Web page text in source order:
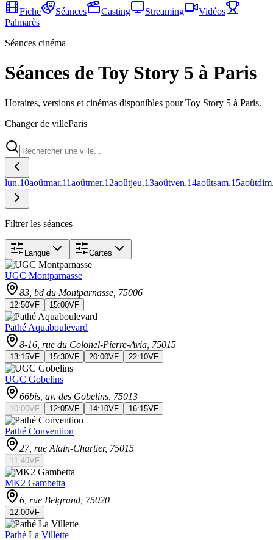
Fiche
Séances Casting Streaming
Vidéos
Palmarès
Séances cinéma
Séances de Toy Story 5 à Paris
Horaires, versions et cinémas disponibles pour Toy Story 5 à Paris.
Changer de villeParis
lun.10aoûtmar.11aoûtmer.12aoûtjeu.13aoûtven.14aoûtsam.15août
Filtrer les séances
Langue Cartes
UGC Montparnasse
83, bd du Montparnasse , 75006
12:50VF 15:00VF
Pathé Aquaboulevard
8-16, rue du Colonel-Pierre-Avia , 75015
13:15VF 15:30VF 20:00VF 22:10VF
UGC Gobelins
66bis, av. des Gobelins , 75013
10:00VF 12:05VF 14:10VF 16:15VF
Pathé Convention
27, rue Alain-Chartier, 75015
11:40VF
MK2 Gambetta
6, rue Belgrand , 75020
12:00VF
Pathé La Villette